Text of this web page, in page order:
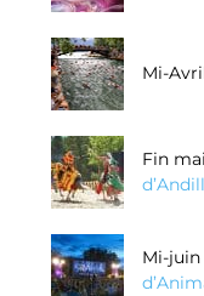
Mi-
Fin
Mi-juin